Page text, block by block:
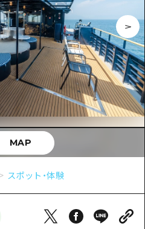
り
グ
グ
フ
ス一覧
公式ガイド
トラベル
非日常
験
体験一覧
報一覧
スポット・体験
MAP